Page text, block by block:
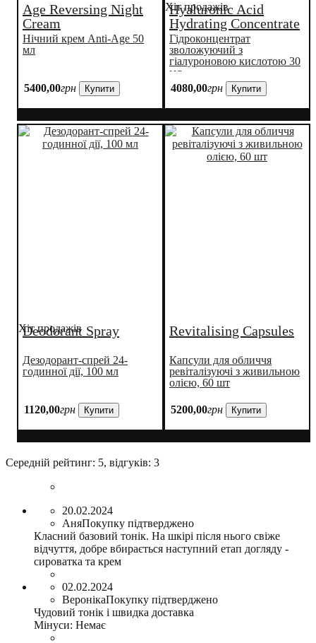
Age Reversing Night
Cream
Нічний крем Anti-Age 50
мл
5400,00грн Купити
Хіт продажів
Hyaluronic Acid
Hydrating Concentrate
Гідроконцентрат
зволожуючий з
гіалуроновою кислотою 30
мл.
4080,00грн Купити
Хіт продажів
Deodorant Spray
Дезодорант-спрей 24-
годинної дії, 100 мл
1120,00грн Купити
Revitalising Capsules
Капсули для обличчя
ревіталізуючі з живильною
олією, 60 шт
5200,00грн Купити
Середній рейтинг: 5, відгуків: 3
20.02.2024
АняПокупку підтверджено
Класний базовий тонік. На шкірі після нього свіже
відчуття, добре вбирається наступний етап догляду -
сироватка та крем
02.02.2024
ВеронікаПокупку підтверджено
Чудовий тонік і швидка доставка
Мінуси: Немає